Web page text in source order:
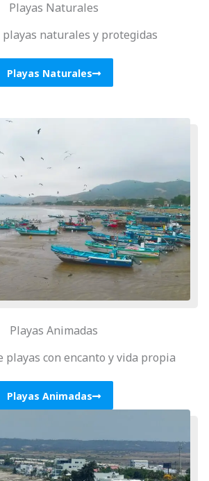
Playas Naturales
playas naturales y protegidas
Playas Naturales
Playas Animadas
playas con encanto y vida propia
Playas Animadas